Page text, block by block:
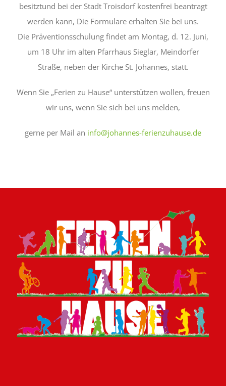
besitztund bei derStadtTroisdorf kostenfrei beantragt
werden kann, Die Formulare erhalten Sie bei uns.
Die Präventionsschulung findet am Montag, d. 12. Juni,
um 18 Uhrim alten Pfarrhaus Sieglar, Meindorfer
Straße, neben der Kirche St. Johannes, statt.
Wenn Sie „Ferien zu Hause“ unterstützen wollen, freuen
wir uns, wenn Sie sich bei uns melden,
gerne per Mail an info@johannes-ferienzuhause.de